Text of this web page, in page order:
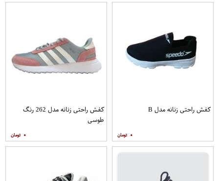
کفش راحتی زنانه مدل B
۰
کفش راحتی زنانه مدل 262 رنگ
طوسی
۰